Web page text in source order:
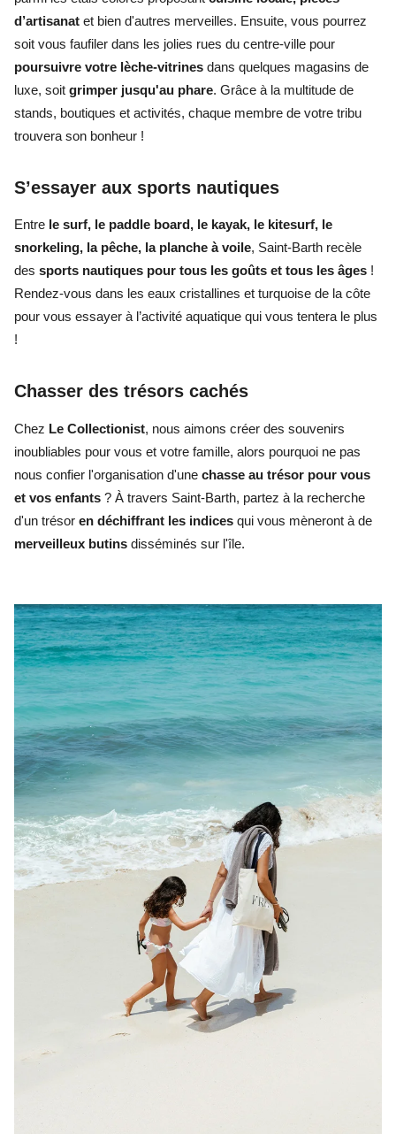
d’artisanat et bien d'autres merveilles. Ensuite, vous pourrez
soit vous faufiler dans les jolies rues du centre-ville pour
poursuivre votre lèche-vitrines dans quelques magasins de
luxe, soit grimper jusqu'au phare. Grâce à la multitude de
stands, boutiques et activités, chaque membre de votre tribu
trouvera son bonheur !
S’essayer aux sports nautiques
Entre le surf, le paddle board, le kayak, le kitesurf, le
snorkeling, la pêche, la planche à voile, Saint-Barth recèle
des sports nautiques pour tous les goûts et tous les âges !
Rendez-vous dans les eaux cristallines et turquoise de la côte
pour vous essayer à l’activité aquatique qui vous tentera le plus
!
Chasser des trésors cachés
Chez Le Collectionist, nous aimons créer des souvenirs
inoubliables pour vous et votre famille, alors pourquoi ne pas
nous confier l'organisation d'une chasse au trésor pour vous
et vos enfants ? À travers Saint-Barth, partez à la recherche
d'un trésor en déchiffrant les indices qui vous mèneront à de
merveilleux butins disséminés sur l'île.